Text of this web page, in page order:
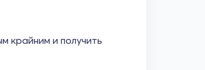
крайним и получить